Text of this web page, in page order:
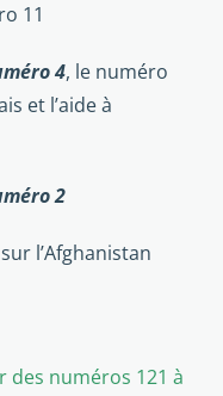
11
4, le numéro
et l’aide à
2
l’Afghanistan
numéros 121 à